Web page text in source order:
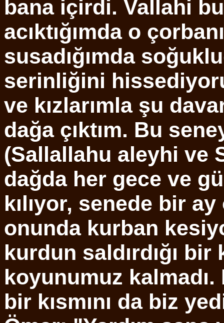
bana içirdi. Vallahi
acıktığımda o
susadığımda
serinliğini
ve kızlarımla şu
dağa çıktım. Bu
(Sallallahu aleyhi ve
dağda her gece ve
kılıyor, senede bir
onunda kurban
kurdun saldırdığı bir
koyunumuz kalmadı.
bir kısmını da biz